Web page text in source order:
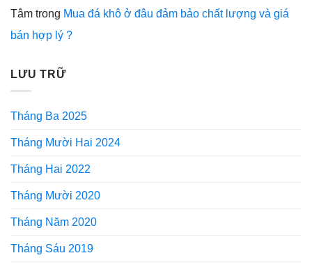
Tâm trong Mua đá khô ở đâu đảm bảo chất lượng và giá
bán hợp lý ?
LƯU TRỮ
Tháng Ba 2025
Tháng Mười Hai 2024
Tháng Hai 2022
Tháng Mười 2020
Tháng Năm 2020
Tháng Sáu 2019